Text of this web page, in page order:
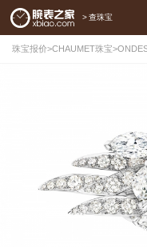
> 查珠宝
珠宝报价>CHAUMET珠宝>